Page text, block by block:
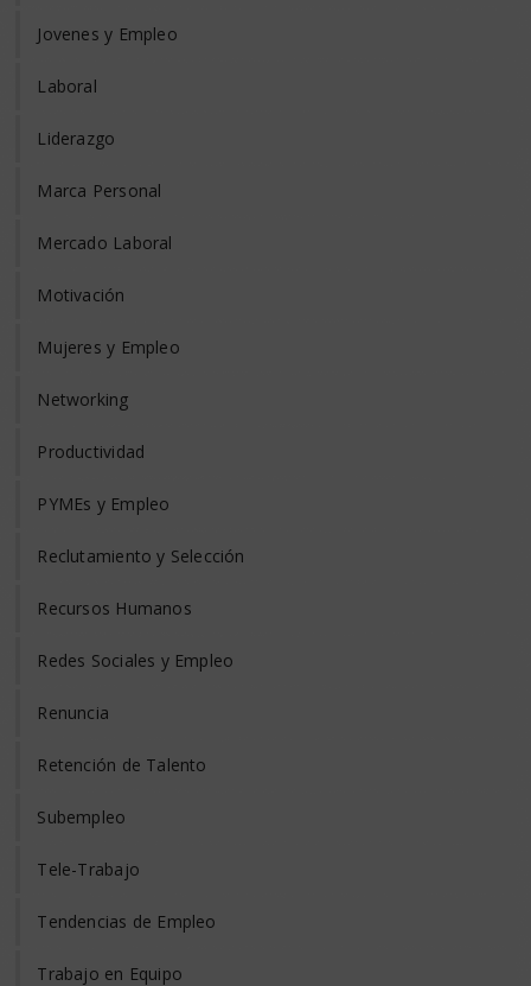
Jovenes y Empleo
Laboral
Liderazgo
Marca Personal
Mercado Laboral
Motivación
Mujeres y Empleo
Networking
Productividad
PYMEs y Empleo
Reclutamiento y Selección
Recursos Humanos
Redes Sociales y Empleo
Renuncia
Retención de Talento
Subempleo
Tele-Trabajo
Tendencias de Empleo
Trabajo en Equipo